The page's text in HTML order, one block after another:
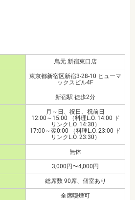
鳥元 新宿東口店
東京都新宿区新宿3-28-10 ヒューマ
ックスビル4F
新宿駅 徒歩2分
月～日、祝日、祝前日
12:00～15:00 （料理L.O. 14:00 ド
リンクL.O. 14:30）
17:00～翌0:00 （料理L.O. 23:00 ド
リンクL.O. 23:30）
無休
3,000円〜4,000円
総席数 90席、個室あり
全席喫煙可